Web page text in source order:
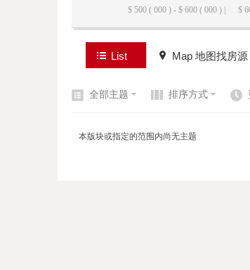
$ 500 ( 000 ) - $ 600 ( 000 ) |
$
List Map 地图找房源
全部主题 排序方式
本版块或指定的范围内尚无主题